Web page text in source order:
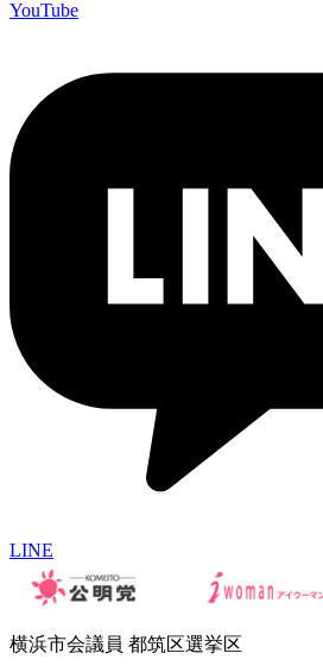
YouTube
LINE
横浜市会議員 都筑区選挙区